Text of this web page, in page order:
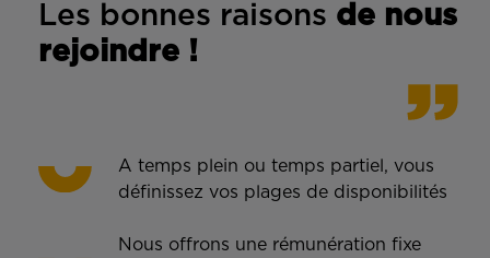
Les bonnes raisons de nous
rejoindre !
A temps plein ou temps partiel, vous
définissez vos plages de disponibilités
Nous offrons une rémunération fixe